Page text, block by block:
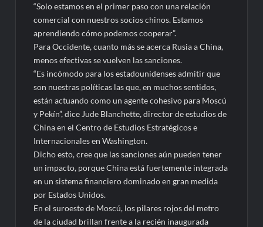
“Solo estamos en el primer paso con una relación
comercial con nuestros socios chinos. Estamos
aprendiendo cómo podemos cooperar”.
Para Occidente, cuanto más se acerca Rusia a China,
menos efectivas se vuelven las sanciones.
“Es incómodo para los estadounidenses admitir que
son nuestras políticas las que, en muchos sentidos,
están actuando como un agente cohesivo para Moscú
y Pekín”, dice Jude Blanchette, director de estudios de
China en el Centro de Estudios Estratégicos e
Internacionales en Washington.
Dicho esto, cree que las sanciones aún pueden tener
un impacto, porque China está fuertemente integrada
en un sistema financiero dominado en gran medida
por Estados Unidos.
En el suroeste de Moscú, los pilares rojos del metro
de la ciudad brillan frente a la recién inaugurada